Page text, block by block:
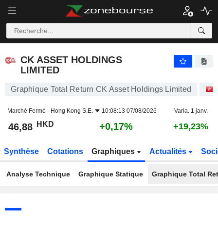
CK ASSET HOLDINGS
LIMITED
Graphique Total Return CK Asset Holdings Limited
Marché Fermé - Hong Kong S.E. 10:08:13 07/08/2026 Varia. 1 janv.
46,88 HKD +0,17% +19,23%
Synthèse Cotations Graphiques Actualités
Analyse Technique Graphique Statique Graphique Total